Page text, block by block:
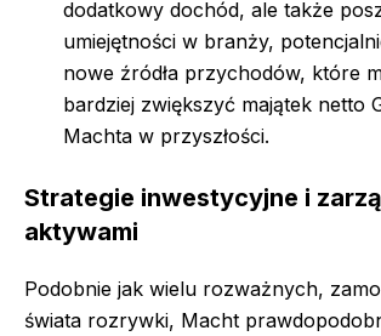
dodatkowy dochód, ale także
umiejętności w branży,
nowe źródła przychodów, które
bardziej zwiększyć majątek netto
Machta w przyszłości.
Strategie inwestycyjne i
aktywami
Podobnie jak wielu rozważnych,
świata rozrywki, Macht